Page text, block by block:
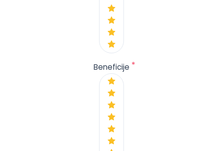
Beneficije *